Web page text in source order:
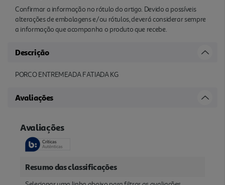
Confirmar a informação no rótulo do artigo. Devido a possíveis
alterações de embalagens e/ou rótulos, deverá considerar sempre
a informação que acompanha o produto que recebe.
Descrição
PORCO ENTREMEADA FATIADA KG
Avaliações